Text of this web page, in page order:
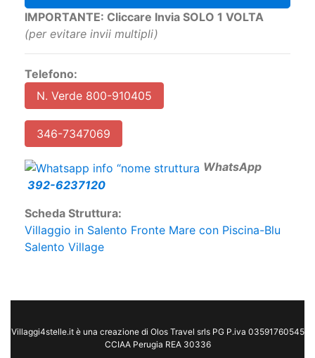
IMPORTANTE: Cliccare Invia SOLO 1 VOLTA
(per evitare invii multipli)
Telefono:
N. Verde 800-910405
346-7347069
WhatsApp
392-6237120
Scheda Struttura:
Villaggio in Salento Fronte Mare con Piscina-Blu
Salento Village
Villaggi4stelle.it è una creazione di Olos Travel srls PG P.iva 03591760545
CCIAA Perugia REA 30336